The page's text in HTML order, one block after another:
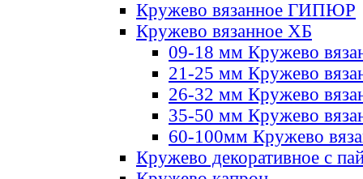
Кружево вязанное ГИПЮР
Кружево вязанное ХБ
09-18 мм Кружево
21-25 мм Кружево
26-32 мм Кружево
35-50 мм Кружево
60-100мм Кружево
Кружево декоративное с